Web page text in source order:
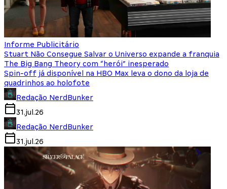
Informe Publicitário
Stuart Não Consegue Salvar o Universo expande a franquia
The Big Bang Theory com “herói” inesperado
Spin-off já disponível na HBO Max leva o dono da loja de
quadrinhos ao holofote
Redação NerdBunker
31.jul.26
Redação NerdBunker
31.jul.26